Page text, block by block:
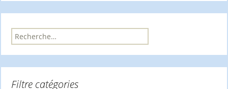
R
e
r
Filtre catégories